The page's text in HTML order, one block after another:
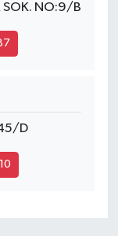
SOK. NO:9/B
D